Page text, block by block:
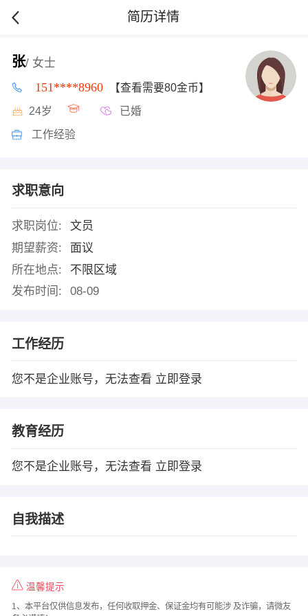
简历详情
张/ 女士
151****8960 【查看需要80金币】
24岁 已婚
工作经验
求职意向
求职岗位:
文员
期望薪资:
面议
所在地点:
不限区域
发布时间:
08-09
工作经历
您不是企业账号，无法查看 立即登录
教育经历
您不是企业账号，无法查看 立即登录
自我描述
温馨提示
1、本平台仅供信息发布，任何收取押金、保证金均有可能涉 及诈骗，请微友